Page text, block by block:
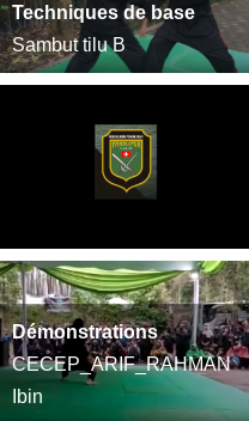
Techniques de base
Sambut tilu B
Démonstrations
CECEP_ARIF_RAHMAN
Ibin